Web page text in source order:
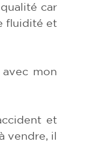
car
fluidité et
mon
et
vendre, il